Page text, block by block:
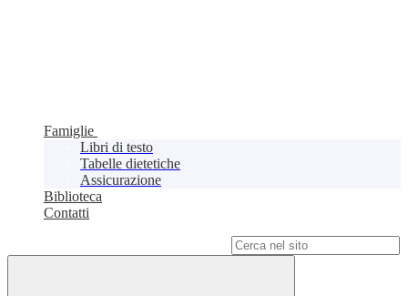
Famiglie
Libri di testo
Tabelle dietetiche
Assicurazione
Biblioteca
Contatti